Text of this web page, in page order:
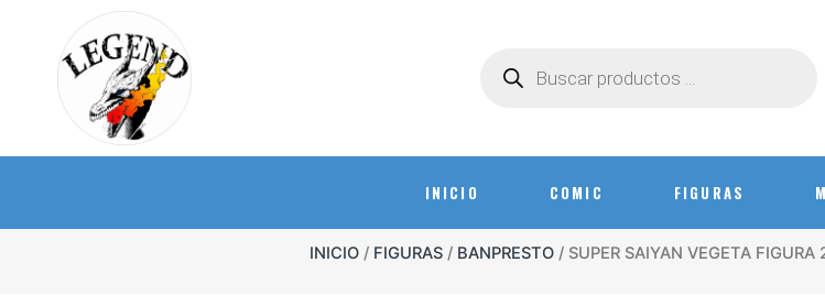
INICIO COMIC FIGURAS
INICIO / FIGURAS / BANPRESTO / SUPER SAIYAN VEGETA